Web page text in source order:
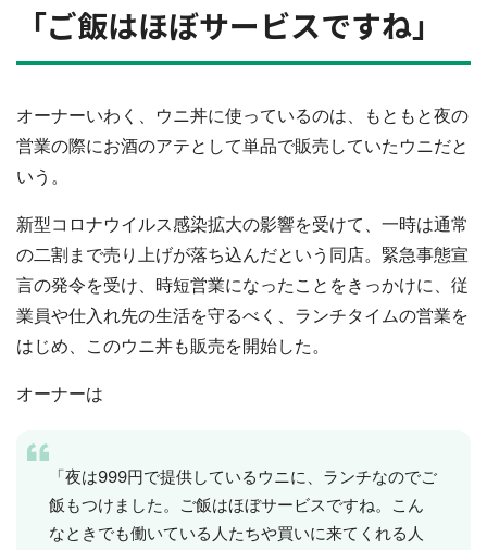
「ご飯はほぼサービスですね」
オーナーいわく、ウニ丼に使っているのは、もともと夜の
営業の際にお酒のアテとして単品で販売していたウニだと
いう。
新型コロナウイルス感染拡大の影響を受けて、一時は通常
の二割まで売り上げが落ち込んだという同店。緊急事態宣
言の発令を受け、時短営業になったことをきっかけに、従
業員や仕入れ先の生活を守るべく、ランチタイムの営業を
はじめ、このウニ丼も販売を開始した。
オーナーは
「夜は999円で提供しているウニに、ランチなのでご
飯もつけました。ご飯はほぼサービスですね。こん
なときでも働いている人たちや買いに来てくれる人